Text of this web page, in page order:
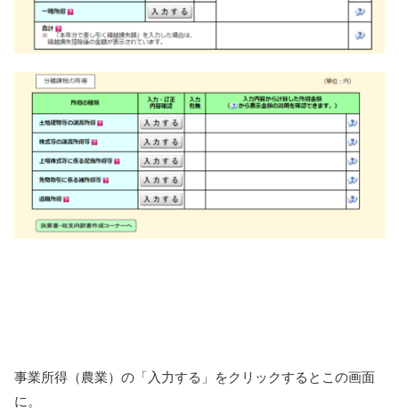
事業所得（農業）の「入力する」をクリックするとこの画面
に。